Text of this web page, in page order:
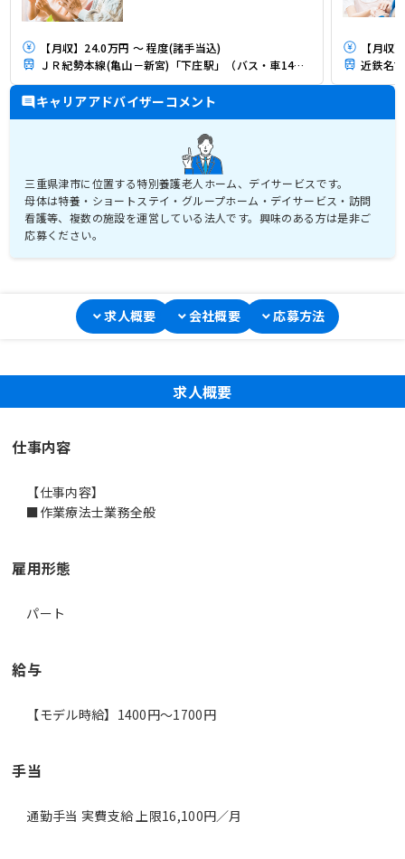
【月収】24.0万円 ～ 程度(諸手当込)
ＪＲ紀勢本線(亀山－新宮)「下庄駅」（バス・車14分）
【月収
近鉄名
キャリアアドバイザーコメント
三重県津市に位置する特別養護老人ホーム、デイサービスです。
母体は特養・ショートステイ・グループホーム・デイサービス・訪問
看護等、複数の施設を運営している法人です。興味のある方は是非ご
応募ください。
求人概要 会社概要 応募方法
求人概要
仕事内容
【仕事内容】
■作業療法士業務全般
雇用形態
パート
給与
【モデル時給】1400円〜1700円
手当
通勤手当 実費支給 上限16,100円／月